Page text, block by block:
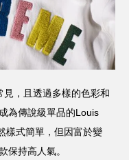
，且透過多樣的色彩和
為傳說級單品的Louis
樣式簡單，但因富於變
保持高人氣。